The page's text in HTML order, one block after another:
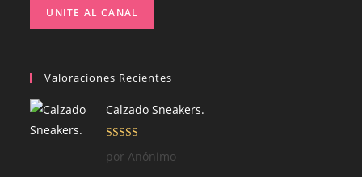
UNITE AL CANAL
Valoraciones Recientes
Calzado Sneakers.
Valorado con
5
por Anónimo